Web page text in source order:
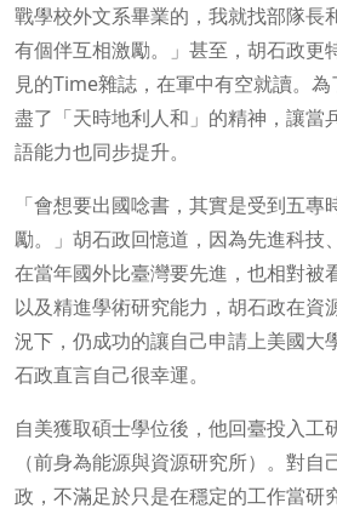
戰學校外文系畢業的，我就找部隊長
有個伴互相激勵。」甚至，胡石政更
見的Time雜誌，在軍中有空就讀。
盡了「天時地利人和」的精神，讓當
語能力也同步提升。
「會想要出國唸書，其實是受到五專
勵。」胡石政回憶道，因為先進科技
在當年國外比臺灣要先進，也相對被
以及精進學術研究能力，胡石政在資
況下，仍成功的讓自己申請上美國大
石政直言自己很幸運。
自美獲取碩士學位後，他回臺投入工
（前身為能源與資源研究所）。對
政，不滿足於只是在穩定的工作當研